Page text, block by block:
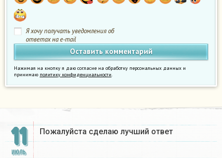
Я хочу получать уведомления об
ответах на e-mail
Нажимая на кнопку я даю согласие на обработку персональных данных и
принимаю политику конфиденциальности.
11
ИЮЛЬ
Пожалуйста сделаю лучший ответ